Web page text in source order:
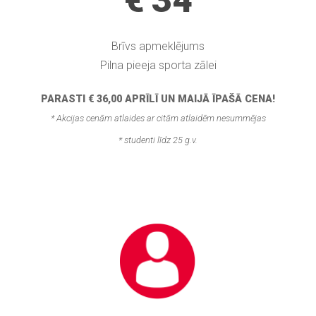
Brīvs apmeklējums
Pilna pieeja sporta zālei
PARASTI € 36,00 APRĪLĪ UN MAIJĀ ĪPAŠĀ CENA!
* Akcijas cenām atlaides ar citām atlaidēm nesummējas
* studenti līdz 25 g.v.